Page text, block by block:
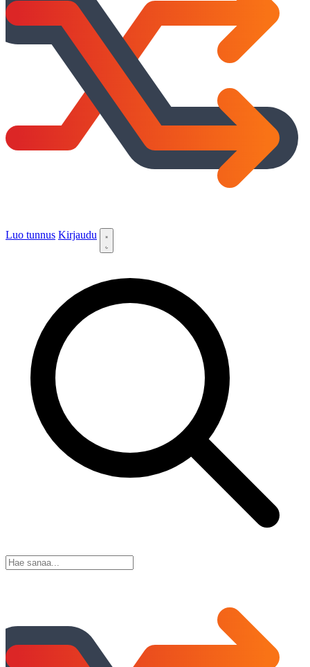
Luo tunnus Kirjaudu